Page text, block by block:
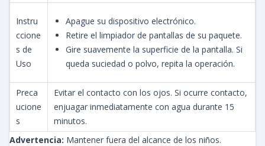
Instru
ccione
s de
Uso
Apague su dispositivo electrónico.
Retire el limpiador de pantallas de su paquete.
Gire suavemente la superficie de la pantalla. Si
queda suciedad o polvo, repita la operación.
Preca
ucione
s
Evitar el contacto con los ojos. Si ocurre contacto,
enjuagar inmediatamente con agua durante 15
minutos.
Advertencia: Mantener fuera del alcance de los niños.